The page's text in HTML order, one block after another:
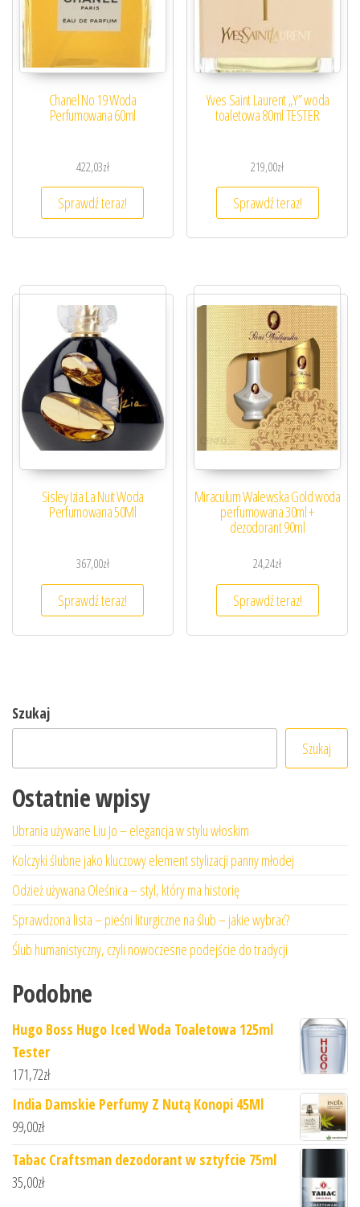
Chanel No 19 Woda
Perfumowana 60ml
422,03zł
Sprawdź teraz!
Yves Saint Laurent „Y” woda
toaletowa 80ml TESTER
219,00zł
Sprawdź teraz!
Sisley Izia La Nuit Woda
Perfumowana 50Ml
367,00zł
Sprawdź teraz!
Miraculum Walewska Gold woda
perfumowana 30ml +
dezodorant 90ml
24,24zł
Sprawdź teraz!
Szukaj
Szukaj
Ostatnie wpisy
Ubrania używane Liu Jo – elegancja w stylu włoskim
Kolczyki ślubne jako kluczowy element stylizacji panny młodej
Odzież używana Oleśnica – styl, który ma historię
Sprawdzona lista – pieśni liturgiczne na ślub – jakie wybrać?
Ślub humanistyczny, czyli nowoczesne podejście do tradycji
Podobne
Hugo Boss Hugo Iced Woda Toaletowa 125ml
Tester
171,72zł
India Damskie Perfumy Z Nutą Konopi 45Ml
99,00zł
Tabac Craftsman dezodorant w sztyfcie 75ml
35,00zł